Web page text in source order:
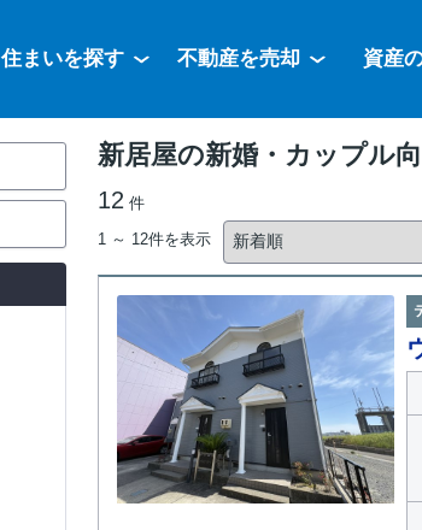
住まいを探す 不動産を売却 資産
新居屋の新婚・カップル
12 件
1 ～ 12件を表示